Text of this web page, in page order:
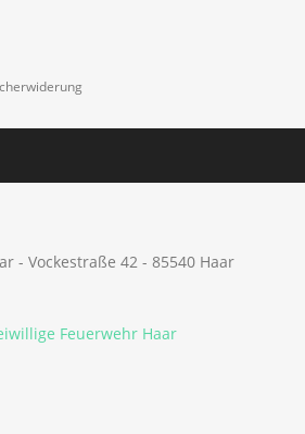
- Vockestraße 42 - 85540 Haar
Feuerwehr Haar